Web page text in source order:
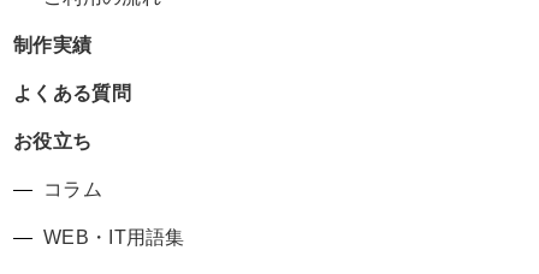
制作実績
よくある質問
お役立ち
コラム
WEB・IT用語集